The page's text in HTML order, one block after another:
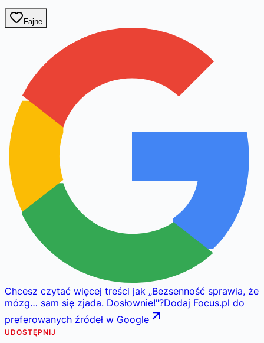
Fajne
Chcesz czytać więcej treści jak „Bezsenność sprawia, że
mózg… sam się zjada. Dosłownie!"?Dodaj Focus.pl do
preferowanych źródeł w Google
UDOSTĘPNIJ